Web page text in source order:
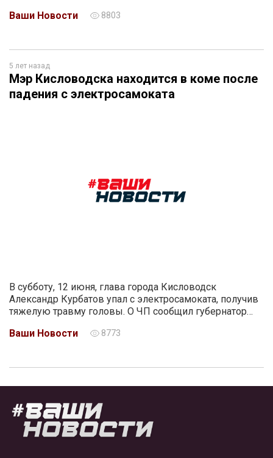
Ваши Новости
8803
5 лет назад
Мэр Кисловодска находится в коме после
падения с электросамоката
В субботу, 12 июня, глава города Кисловодск
Александр Курбатов упал с электросамоката, получив
тяжелую травму головы. О ЧП сообщил губернатор…
Ваши Новости
8773